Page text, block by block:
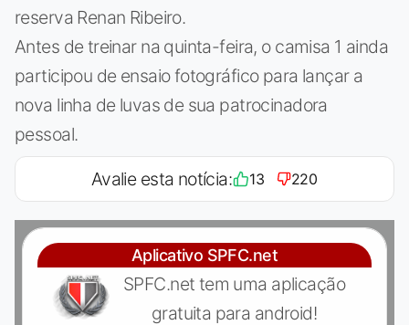
reserva Renan Ribeiro.
Antes de treinar na quinta-feira, o camisa 1 ainda
participou de ensaio fotográfico para lançar a
nova linha de luvas de sua patrocinadora
pessoal.
Avalie esta notícia: 13 220
Aplicativo SPFC.net
SPFC.net tem uma aplicação
gratuita para android!